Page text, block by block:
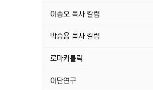
이송오 목사 칼럼
박승용 목사 칼럼
로마카톨릭
이단연구